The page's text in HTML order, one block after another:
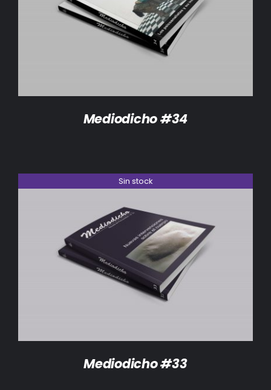
DETALLES
Mediodicho #34
Sin stock
DETALLES
Mediodicho #33